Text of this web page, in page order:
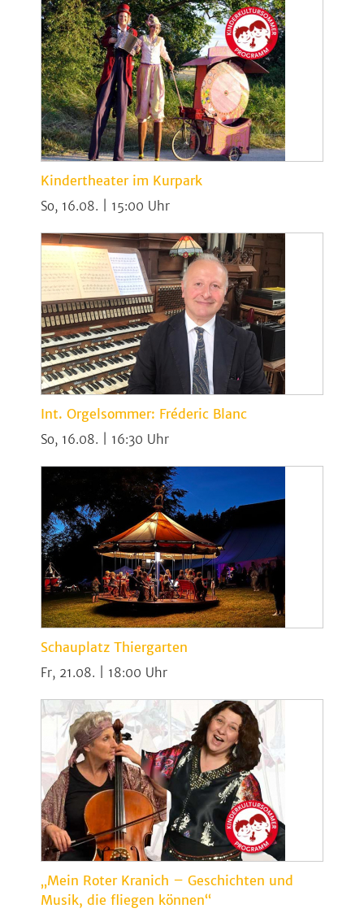
Kindertheater im Kurpark
So, 16.08. | 15:00
Int. Orgelsommer: Fréderic Blanc
So, 16.08. | 16:30
Schauplatz Thiergarten
Fr, 21.08. | 18:00
„Mein Roter Kranich – Geschichten und
Musik, die fliegen können“